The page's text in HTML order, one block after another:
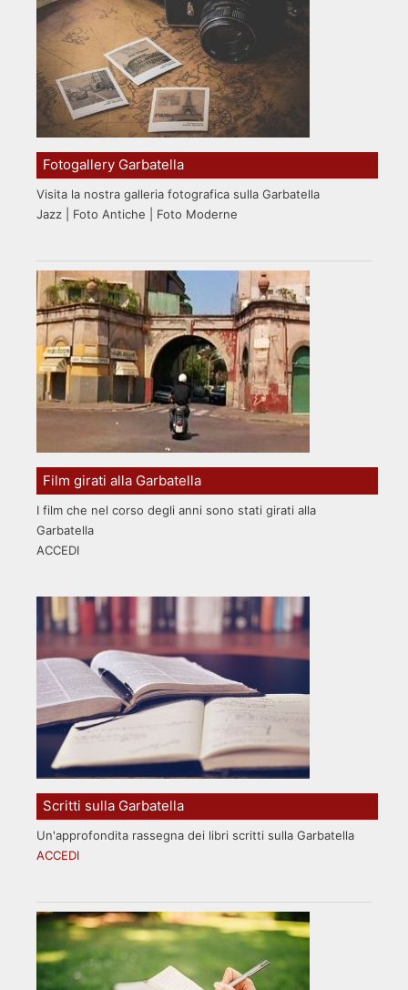
Fotogallery Garbatella
Visita la nostra galleria fotografica sulla Garbatella
Jazz | Foto Antiche | Foto Moderne
Film girati alla Garbatella
I film che nel corso degli anni sono stati girati alla
Garbatella
ACCEDI
Scritti sulla Garbatella
Un'approfondita rassegna dei libri scritti sulla Garbatella
ACCEDI